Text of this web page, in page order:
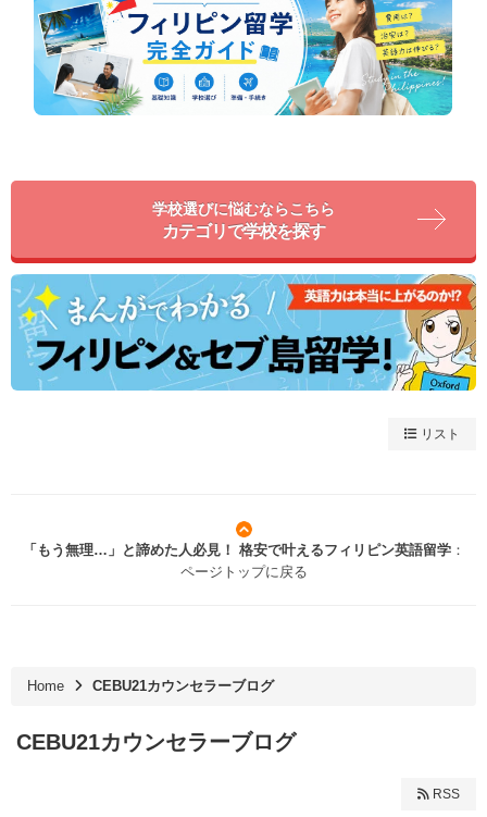
学校選びに悩むならこちら
カテゴリで学校を探す
リスト
「もう無理…」と諦めた人必見！ 格安で叶えるフィリピン英語留学：
ページトップに戻る
Home CEBU21カウンセラーブログ
CEBU21カウンセラーブログ
RSS